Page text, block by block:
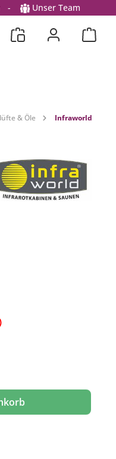
- Unser Team
& Öle Infraworld
die Schaltflächen um die